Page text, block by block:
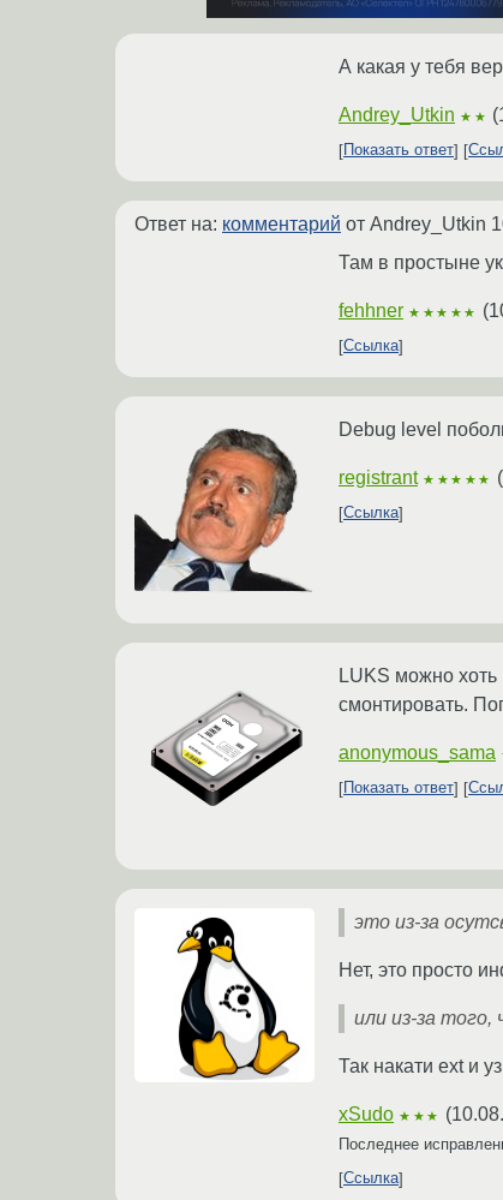
А какая у тебя
Andrey_Utkin ★★ (
Показать ответ
Ответ на: комментарий от Andrey_Utkin
Там в простыне
fehhner ★★★★★ (
Ссылка
Debug level
registrant ★★★★★ (
Ссылка
LUKS можно
cмонтировать.
anonymous_sama
Показать ответ
это из-за
Нет, это просто
или из-за
Так накати ext и
xSudo ★★★ (
Последнее
Ссылка